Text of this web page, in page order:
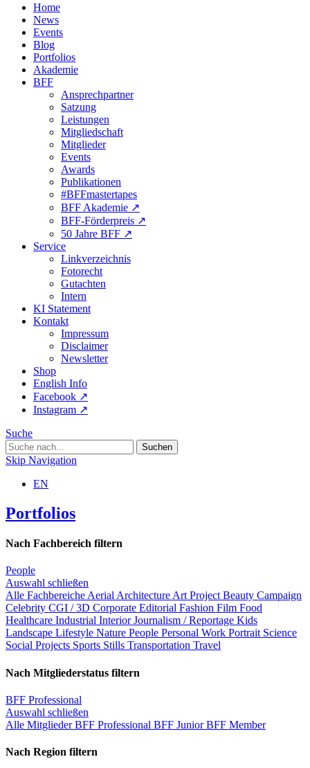
Home
News
Events
Blog
Portfolios
Akademie
BFF
Ansprechpartner
Satzung
Leistungen
Mitgliedschaft
Mitglieder
Events
Awards
Publikationen
#BFFmastertapes
BFF Akademie ↗︎
BFF-Förderpreis ↗︎
50 Jahre BFF ↗︎
Service
Linkverzeichnis
Fotorecht
Gutachten
Intern
KI Statement
Kontakt
Impressum
Disclaimer
Newsletter
Shop
English Info
Facebook ↗︎
Instagram ↗︎
Suche
Skip Navigation
EN
Portfolios
Nach Fachbereich filtern
People
Auswahl schließen
Alle Fachbereiche Aerial Architecture Art Project Beauty Campaign
Celebrity CGI / 3D Corporate Editorial Fashion Film Food
Healthcare Industrial InteriorJournalism / Reportage Kids
Landscape Lifestyle Nature People Personal Work Portrait Science
Social Projects Sports Stills Transportation Travel
Nach Mitgliederstatus filtern
BFF Professional
Auswahl schließen
Alle MitgliederBFF Professional BFF JuniorBFF Member
Nach Region filtern